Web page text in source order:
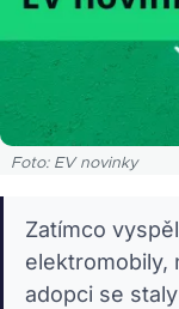
Foto: EV novinky
Zatímco
elektromobily,
adopci se